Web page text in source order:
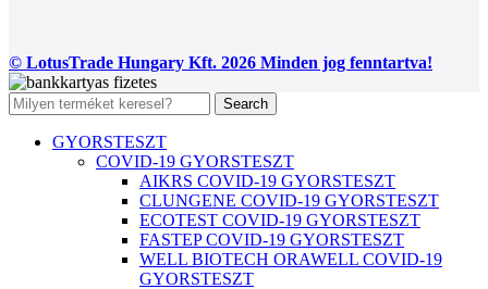
© LotusTrade Hungary Kft. 2026 Minden jog fenntartva!
Search
GYORSTESZT
COVID-19 GYORSTESZT
AIKRS COVID-19 GYORSTESZT
CLUNGENE COVID-19 GYORSTESZT
ECOTEST COVID-19 GYORSTESZT
FASTEP COVID-19 GYORSTESZT
WELL BIOTECH ORAWELL COVID-19
GYORSTESZT